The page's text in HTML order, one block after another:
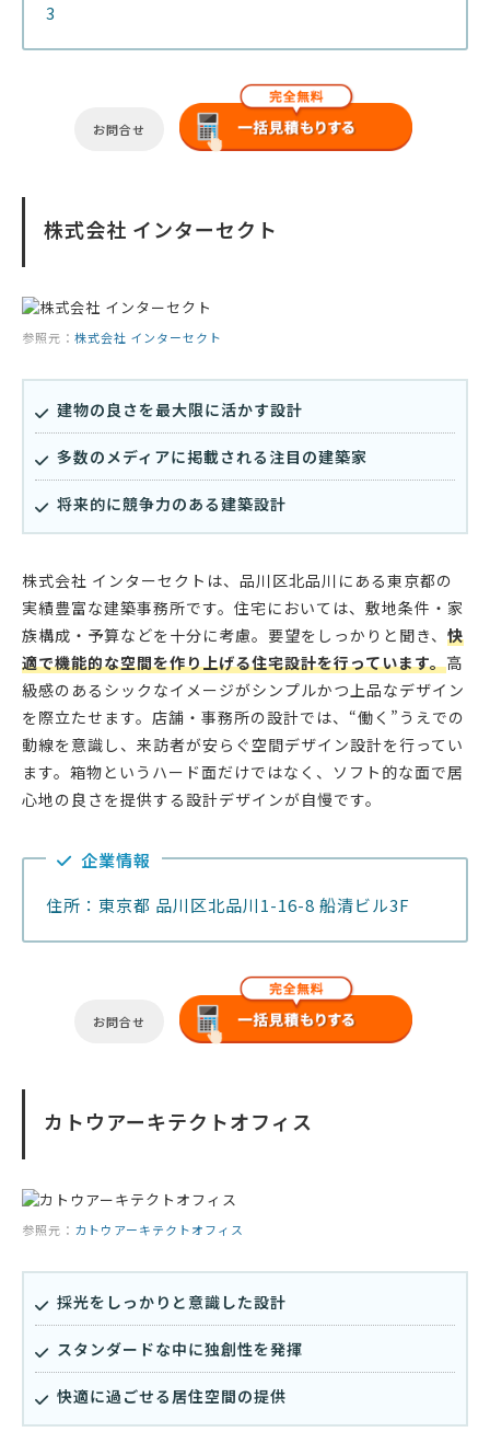
3
お問合せ
株式会社 インターセクト
参照元： 株式会社 インターセクト
建物の良さを最大限に活かす設計
多数のメディアに掲載される注目の建築家
将来的に競争力のある建築設計
株式会社 インターセクトは、品川区北品川にある東京都の
実績豊富な建築事務所です。住宅においては、敷地条件・家
族構成・予算などを十分に考慮。要望をしっかりと聞き、 快
適で機能的な空間を作り上げる住宅設計を行っています。高
級感のあるシックなイメージがシンプルかつ上品なデザイン
を際立たせます。店舗・事務所の設計では、“働く”うえでの
動線を意識し、来訪者が安らぐ空間デザイン設計を行ってい
ます。箱物というハード面だけではなく、ソフト的な面で居
心地の良さを提供する設計デザインが自慢です。
企業情報
住所：東京都 品川区北品川1-16-8 船清ビル3F
お問合せ
カトウアーキテクトオフィス
参照元： カトウアーキテクトオフィス
採光をしっかりと意識した設計
スタンダードな中に独創性を発揮
快適に過ごせる居住空間の提供